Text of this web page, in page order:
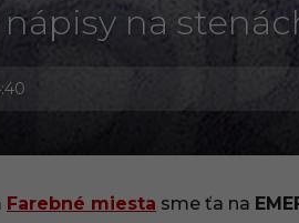
na
Farebné miesta sme ťa na